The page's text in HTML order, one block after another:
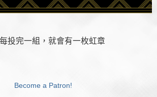
投完一組，就會有一枚虹章
Become a Patron!